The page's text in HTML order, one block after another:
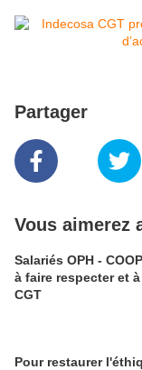
Partager
Vous aimerez
Salariés OPH - COOP HLM : les droits
à faire respecter et
CGT
Pour restaurer